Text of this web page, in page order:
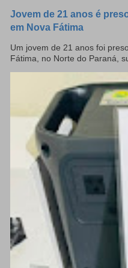
Jovem de 21 anos é
em Nova Fátima
Um jovem de 21 anos foi
Fátima, no Norte do Paraná,